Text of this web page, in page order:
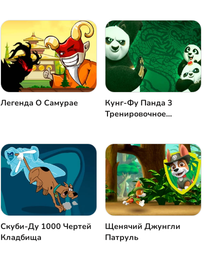
Легенда О Самурае
Кунг-Фу Панда 3
Тренировочное
Скуби-Ду 1000 Чертей
Кладбища
Щенячий Джунгли
Патруль